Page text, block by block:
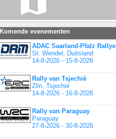
Komende evenementen
ADAC Saarland-Pfalz Rallye
St. Wendel, Duitsland
14-8-2026 - 15-8-2026
Rally van Tsjechië
Zlin, Tsjechië
14-8-2026 - 16-8-2026
Rally van Paraguay
Paraguay
27-8-2026 - 30-8-2026